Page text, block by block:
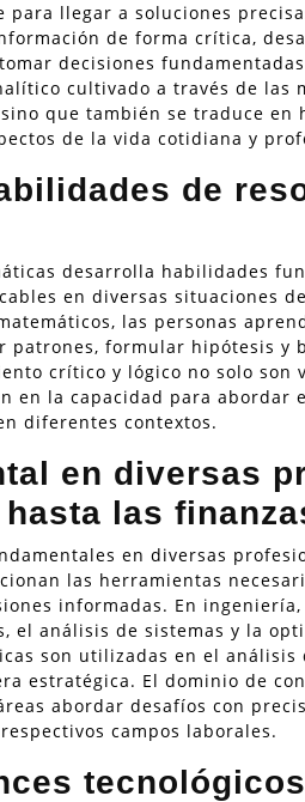
para llegar a soluciones
de forma crítica,
decisiones
cultivado a través de las
que también se traduce
de la vida cotidiana y
de
desarrolla habilidades
en diversas situaciones
las personas
formular hipótesis y
crítico y lógico no solo son
en la capacidad para abordar
diferentes contextos.
en diversas
las
en diversas
las herramientas
informadas. En
el análisis de sistemas y la
son utilizadas en el análisis
estratégica. El dominio de
abordar desafíos con
campos laborales.